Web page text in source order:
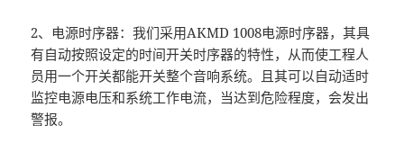
2、电源时序器：我们采用AKMD 1008电源时序器，其具
有自动按照设定的时间开关时序器的特性，从而使工程人
员用一个开关都能开关整个音响系统。且其可以自动适时
监控电源电压和系统工作电流，当达到危险程度，会发出
警报。